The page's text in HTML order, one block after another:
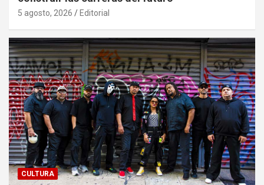
5 agosto, 2026 Editorial
CULTURA